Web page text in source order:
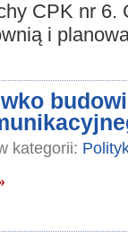
CPK nr 6.
i
kategorii: